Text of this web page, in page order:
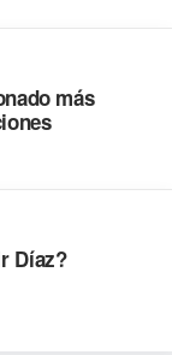
más
Díaz?